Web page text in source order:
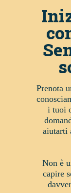
Prenota
i tuoi
aiutarti
Non è
capire